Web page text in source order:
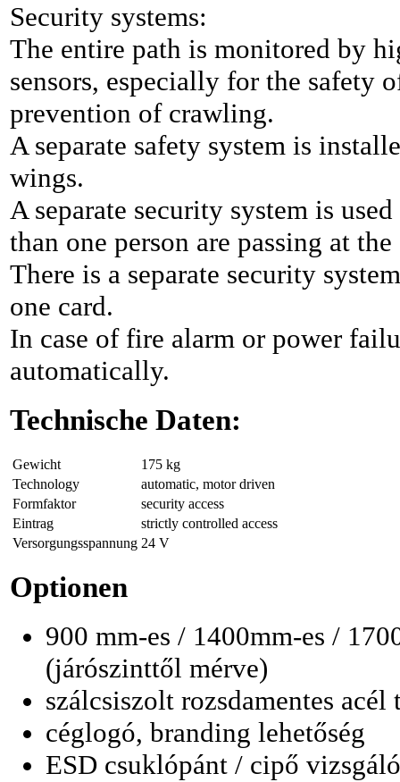
Security systems:
The entire path is monitored by
sensors, especially for the safety
prevention of crawling.
A separate safety system is
wings.
A separate security system is
than one person are passing at
There is a separate security
one card.
In case of fire alarm or power
automatically.
Technische Daten:
Gewicht
175 kg
Technology
automatic, motor driven
Formfaktor
security access
Eintrag
strictly controlled access
Versorgungsspannung 24 V
Optionen
900 mm-es / 1400mm-es /
(járószinttől mérve)
szálcsiszolt rozsdamentes acél
céglogó, branding lehetőség
ESD csuklópánt / cipő